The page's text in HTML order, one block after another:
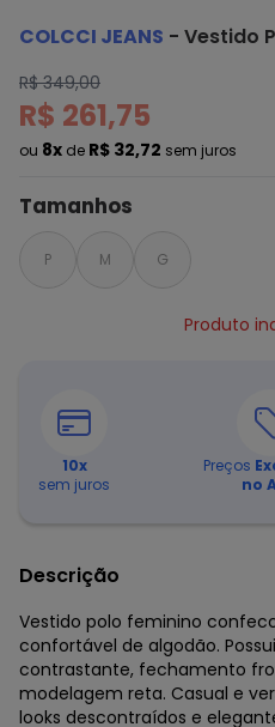
COLCCI JEANS - Vestido
R$ 349,00
R$ 261,75
ou 8x de R$ 32,72 sem juros
Tamanhos
P M G
Produto
10x
sem juros
Preços
no
Descrição
Vestido polo feminino
confortável de algodão.
contrastante, fechamento
modelagem reta. Casual e
looks descontraídos e